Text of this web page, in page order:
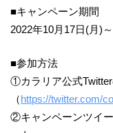
■キャンペーン期間
2022年10月17日(月)
■参加方法
①カラリア公式
（https://twitter.com/
②キャンペーンツイ